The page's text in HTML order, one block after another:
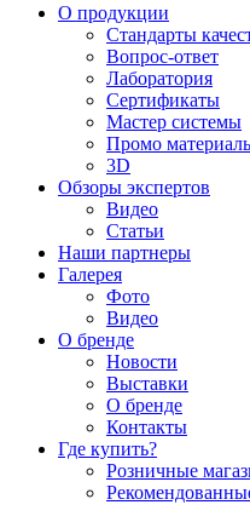
О продукции
Стандарты
Вопрос-ответ
Лаборатория
Сертификаты
Мастер системы
Промо
3D
Обзоры экспертов
Видео
Статьи
Наши партнеры
Галерея
Фото
Видео
О бренде
Новости
Выставки
О бренде
Контакты
Где купить?
Розничные